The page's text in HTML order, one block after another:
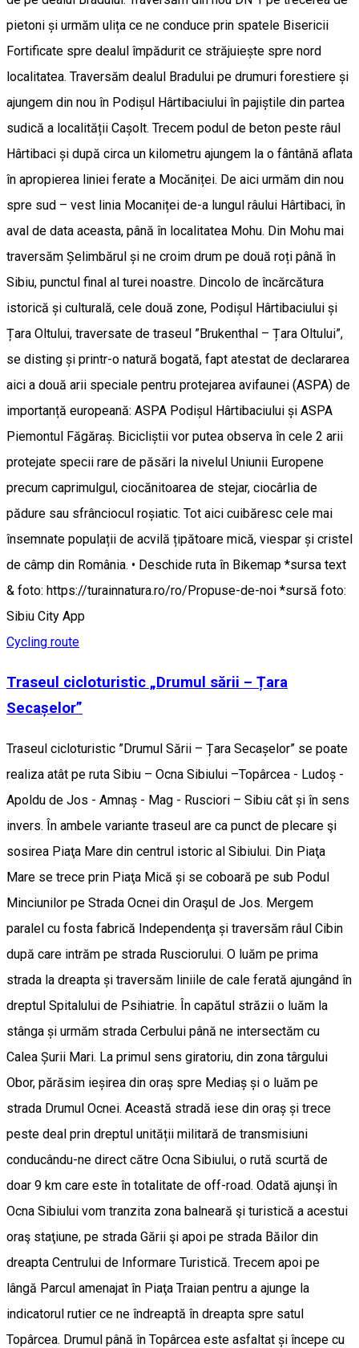
pietoni și urmăm ulița ce ne conduce prin spatele Bisericii
Fortificate spre dealul împădurit ce străjuiește spre nord
localitatea. Traversăm dealul Bradului pe drumuri forestiere și
ajungem din nou în Podișul Hârtibaciului în pajiștile din partea
sudică a localității Cașolt. Trecem podul de beton peste râul
Hârtibaci și după circa un kilometru ajungem la o fântână aflata
în apropierea liniei ferate a Mocăniței. De aici urmăm din nou
spre sud – vest linia Mocaniței de-a lungul râului Hârtibaci, în
aval de data aceasta, până în localitatea Mohu. Din Mohu mai
traversăm Șelimbărul și ne croim drum pe două roți până în
Sibiu, punctul final al turei noastre. Dincolo de încărcătura
istorică și culturală, cele două zone, Podișul Hârtibaciului și
Țara Oltului, traversate de traseul ”Brukenthal – Țara Oltului”,
se disting și printr-o natură bogată, fapt atestat de declararea
aici a două arii speciale pentru protejarea avifaunei (ASPA) de
importanță europeană: ASPA Podișul Hârtibaciului și ASPA
Piemontul Făgăraș. Bicicliștii vor putea observa în cele 2 arii
protejate specii rare de păsări la nivelul Uniunii Europene
precum caprimulgul, ciocănitoarea de stejar, ciocârlia de
pădure sau sfrânciocul roșiatic. Tot aici cuibăresc cele mai
însemnate populații de acvilă țipătoare mică, viespar și cristel
de câmp din România. • Deschide ruta în Bikemap *sursa text
& foto: https://turainnatura.ro/ro/Propuse-de-noi *sursă foto:
Sibiu City App
Cycling route
Traseul cicloturistic „Drumul sării – Țara
Secașelor”
Traseul cicloturistic ”Drumul Sării – Țara Secașelor” se poate
realiza atât pe ruta Sibiu – Ocna Sibiului –Topârcea - Ludoș -
Apoldu de Jos - Amnaș - Mag - Rusciori – Sibiu cât și în sens
invers. În ambele variante traseul are ca punct de plecare şi
sosirea Piaţa Mare din centrul istoric al Sibiului. Din Piaţa
Mare se trece prin Piaţa Mică și se coboară pe sub Podul
Minciunilor pe Strada Ocnei din Oraşul de Jos. Mergem
paralel cu fosta fabrică Independenţa și traversăm râul Cibin
după care intrăm pe strada Rusciorului. O luăm pe prima
strada la dreapta și traversăm liniile de cale ferată ajungând în
dreptul Spitalului de Psihiatrie. În capătul străzii o luăm la
stânga și urmăm strada Cerbului până ne intersectăm cu
Calea Șurii Mari. La primul sens giratoriu, din zona târgului
Obor, părăsim ieșirea din oraș spre Mediaș și o luăm pe
strada Drumul Ocnei. Această stradă iese din oraș și trece
peste deal prin dreptul unității militară de transmisiuni
conducându-ne direct către Ocna Sibiului, o rută scurtă de
doar 9 km care este în totalitate de off-road. Odată ajunşi în
Ocna Sibiului vom tranzita zona balneară şi turistică a acestui
oraş staţiune, pe strada Gării şi apoi pe strada Băilor din
dreapta Centrului de Informare Turistică. Trecem apoi pe
lângă Parcul amenajat în Piaţa Traian pentru a ajunge la
indicatorul rutier ce ne îndreaptă în dreapta spre satul
Topârcea. Drumul până în Topârcea este asfaltat și începe cu